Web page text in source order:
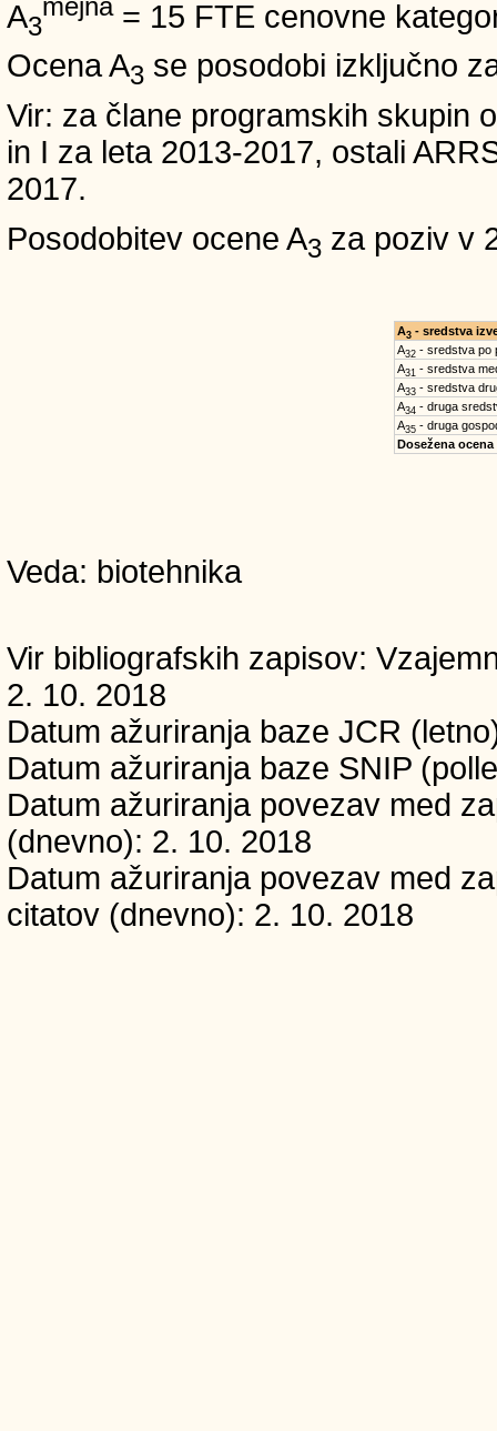
A3
= 15 FTE cenovne
Ocena A3 se posodobi izključno
Vir: za člane programskih skupin
in I za leta 2013-2017, ostali
2017.
Posodobitev ocene A3 za poziv v
A3- sredstva
A32- sredstva po
A31 - sredstva
A33- sredstva
A34 - druga
A35- druga
Dosežena ocena
Veda: biotehnika
Vir bibliografskih zapisov:
2. 10. 2018
Datum ažuriranja baze JCR
Datum ažuriranja baze SNIP
Datum ažuriranja povezav med
(dnevno): 2. 10. 2018
Datum ažuriranja povezav med
citatov (dnevno): 2. 10. 2018